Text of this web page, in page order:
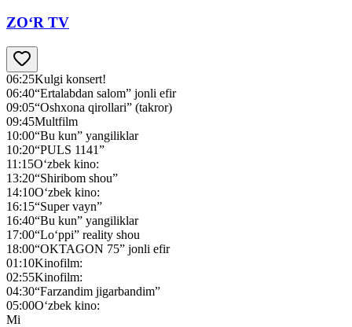
ZO‘R TV
06:25Kulgi konsert!
06:40“Ertalabdan salom” jonli efir
09:05“Oshxona qirollari” (takror)
09:45Multfilm
10:00“Bu kun” yangiliklar
10:20“PULS 1141”
11:15O‘zbek kino:
13:20“Shiribom shou”
14:10O‘zbek kino:
16:15“Super vayn”
16:40“Bu kun” yangiliklar
17:00“Lo‘ppi” reality shou
18:00“OKTAGON 75” jonli efir
01:10Kinofilm:
02:55Kinofilm:
04:30“Farzandim jigarbandim”
05:00O‘zbek kino:
Mi